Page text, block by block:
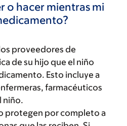
o hacer mientras mi
proveedores de
de su hijo que el niño
Esto incluye a
farmacéuticos
niño.
protegen por completo a